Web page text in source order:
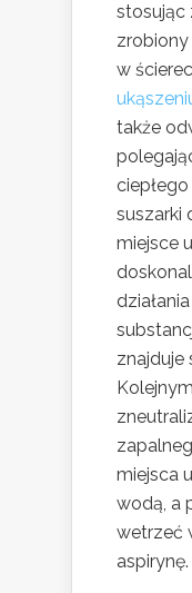
stosując
w
także
suszarki
miejsce
znajduje
miejsca
wodą, a
wetrzeć
aspirynę.